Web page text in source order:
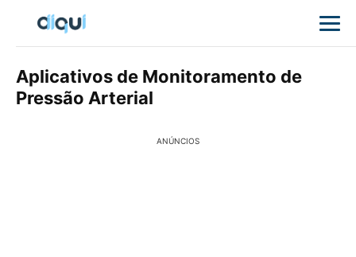
Aplicativos de Monitoramento de
Pressão Arterial
ANÚNCIOS